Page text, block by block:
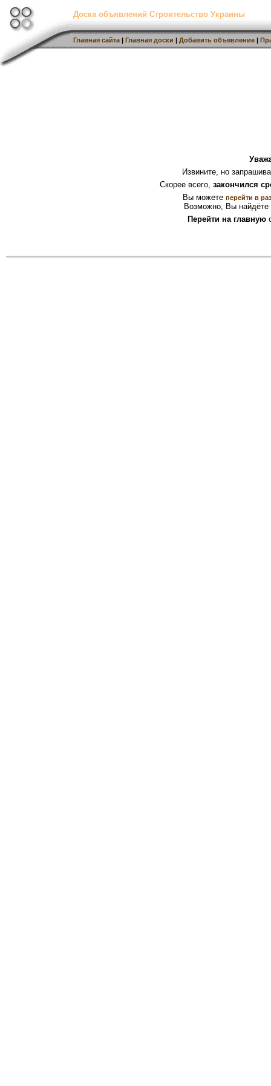
Доска объявлений Строительство Украины
Главная сайта | Главная доски | Добавить объявление |
Извините, но
Скорее всего, закончился
Вы можете перейти в
Возможно, Вы найдёте
Перейти на главную